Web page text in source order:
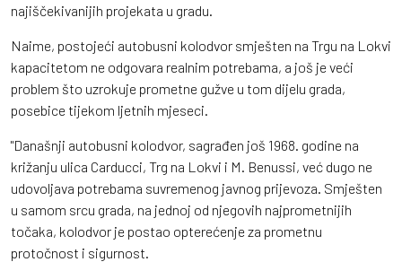
najiščekivanijih projekata u gradu.
Naime, postojeći autobusni kolodvor smješten na Trgu na Lokvi
kapacitetom ne odgovara realnim potrebama, a još je veći
problem što uzrokuje prometne gužve u tom dijelu grada,
posebice tijekom ljetnih mjeseci.
"Današnji autobusni kolodvor, sagrađen još 1968. godine na
križanju ulica Carducci, Trg na Lokvi i M. Benussi, već dugo ne
udovoljava potrebama suvremenog javnog prijevoza. Smješten
u samom srcu grada, na jednoj od njegovih najprometnijih
točaka, kolodvor je postao opterećenje za prometnu
protočnost i sigurnost.